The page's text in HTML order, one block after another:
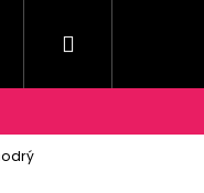
Moje
Nákupní
košík